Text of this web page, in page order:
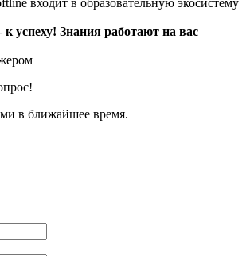
успеху! Знания работают на вас
в ближайшее время.